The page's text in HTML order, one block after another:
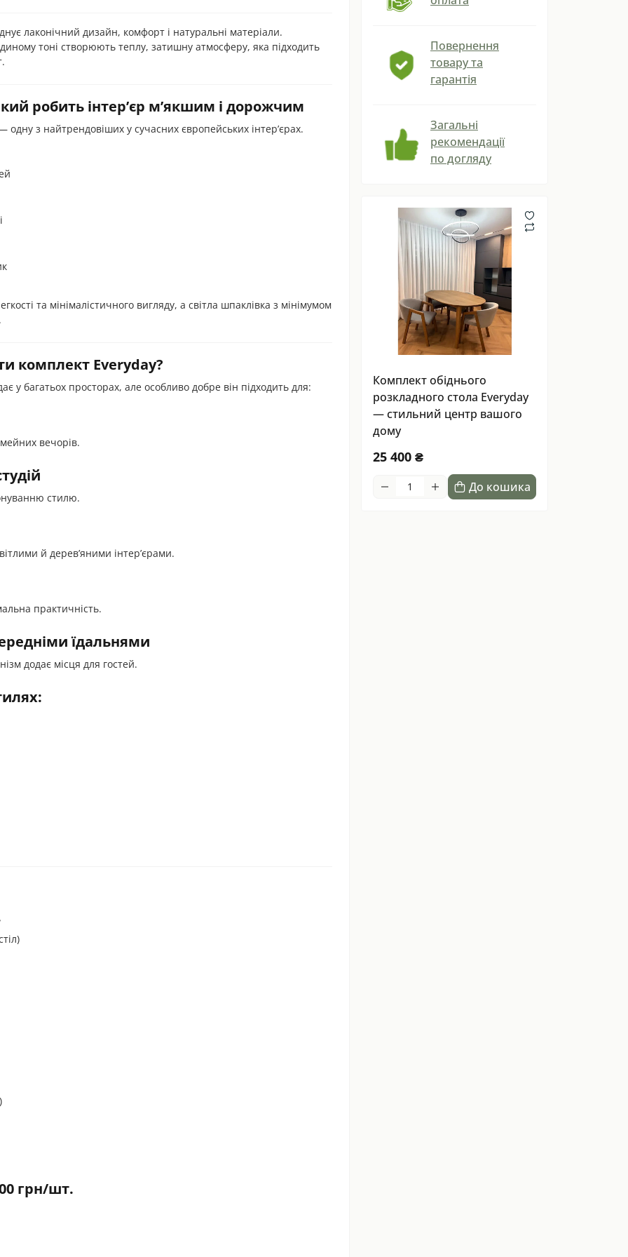
Повернення
товару та
гарантія
Загальні
рекомендації
по догляду
Комплект обіднього
розкладного стола Everyday
— стильний центр вашого
дому
25 400 ₴
До кошика
лаконічний дизайн, комфорт і натуральні матеріали.
тоні створюють теплу, затишну атмосферу, яка підходить
робить інтер’єр м’якшим і дорожчим
одну з найтрендовіших у сучасних європейських інтер’єрах.
та мінімалістичного вигляду, а світла шпаклівка з мінімумом
комплект Everyday?
у багатьох просторах, але особливо добре він підходить для:
вечорів.
стилю.
й дерев’яними інтер’єрами.
практичність.
їдальнями
додає місця для гостей.
грн/шт.